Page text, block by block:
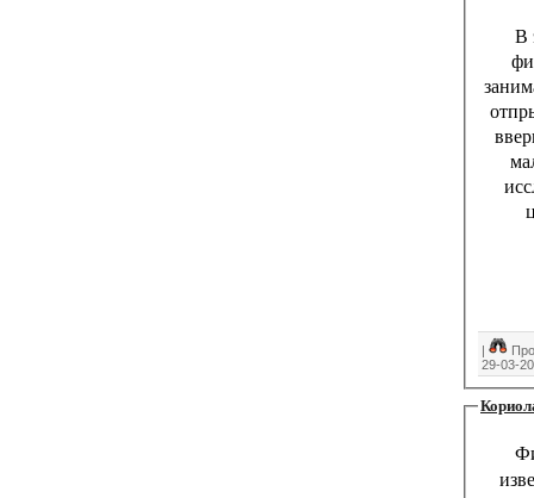
В
29-03-